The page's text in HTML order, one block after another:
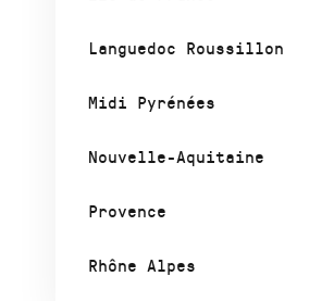
Languedoc Roussillon
Midi Pyrénées
Nouvelle-Aquitaine
Provence
Rhône Alpes